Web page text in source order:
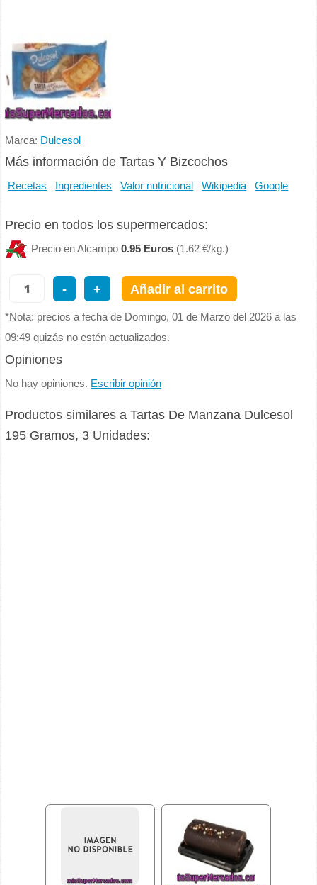
Marca: Dulcesol
Más información de Tartas Y Bizcochos
Recetas Ingredientes Valor nutricional Wikipedia Google
Precio en todos los supermercados:
Precio en Alcampo0.95 Euros (1.62 €/kg.)
- + Añadir al carrito
*Nota: precios a fecha de Domingo, 01 de Marzo del 2026 a las
09:49 quizás no estén actualizados.
Opiniones
No hay opiniones. Escribir opinión
Productos similares a Tartas De Manzana Dulcesol
195 Gramos, 3 Unidades: